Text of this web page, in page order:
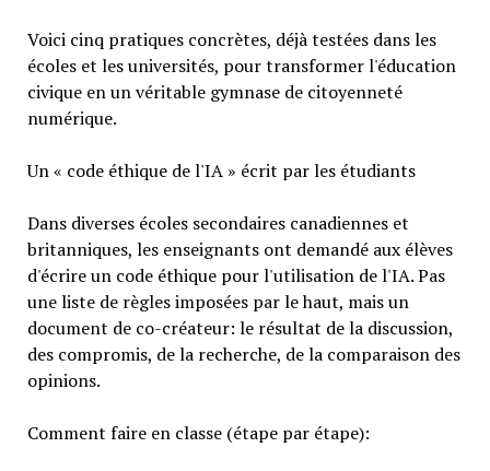
Voici cinq pratiques concrètes, déjà testées dans les
écoles et les universités, pour transformer l'éducation
civique en un véritable gymnase de citoyenneté
numérique.
Un « code éthique de l'IA » écrit par les étudiants
Dans diverses écoles secondaires canadiennes et
britanniques, les enseignants ont demandé aux élèves
d'écrire un code éthique pour l'utilisation de l'IA. Pas
une liste de règles imposées par le haut, mais un
document de co-créateur: le résultat de la discussion,
des compromis, de la recherche, de la comparaison des
opinions.
Comment faire en classe (étape par étape):